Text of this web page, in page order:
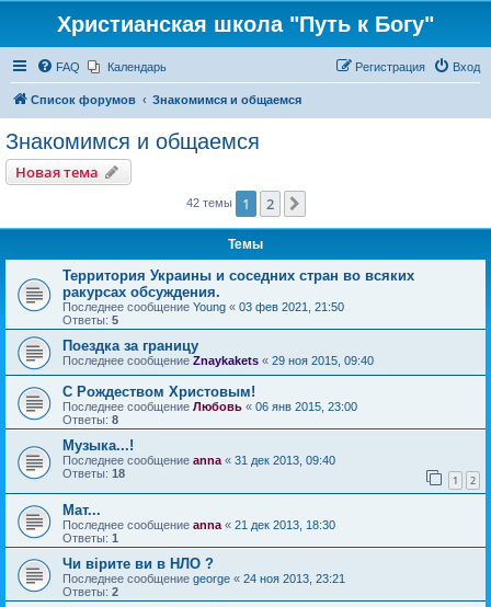
Христианская школа "Путь к Богу"
FAQ Календарь Вход
Регистрация
Список форумов Знакомимся и общаемся
Знакомимся и общаемся
Новая тема
42 темы 1 2
Темы
Территория Украины и соседних стран во всяких
ракурсах обсуждения.
Последнее сообщение Young « 03 фев 2021, 21:50
Ответы: 5
Поездка за границу
Последнее сообщение Znaykakets « 29 ноя 2015, 09:40
С Рождеством Христовым!
Последнее сообщение Любовь « 06 янв 2015, 23:00
Ответы: 8
Музыка...!
Последнее сообщение anna « 31 дек 2013, 09:40
Ответы: 18 1 2
Мат...
Последнее сообщение anna « 21 дек 2013, 18:30
Ответы: 1
Чи вірите ви в НЛО ?
Последнее сообщение george « 24 ноя 2013, 23:21
Ответы: 2